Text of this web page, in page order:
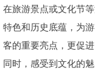
在旅游景点或文化节
特色和历史底蕴，为
客的重要亮点，更促
同时，感受到文化的魅